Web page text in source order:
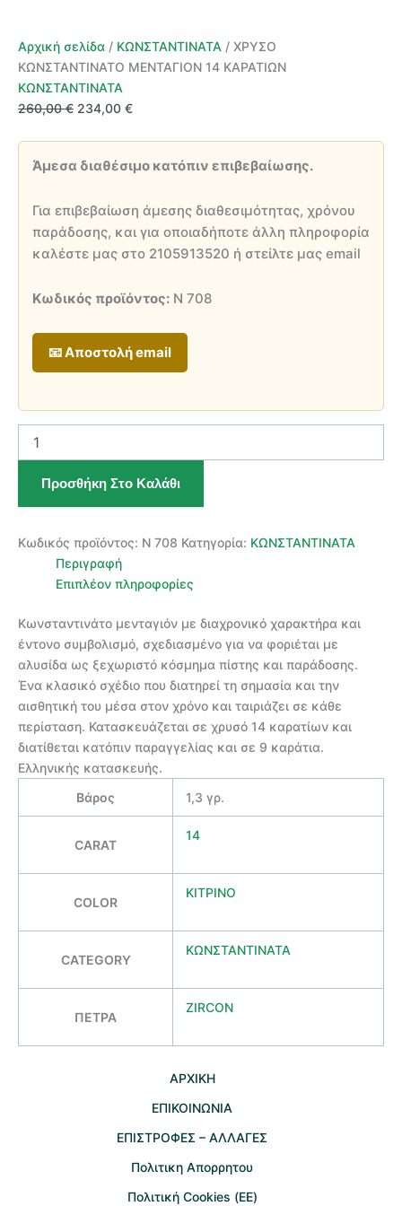
Αρχική σελίδα / ΚΩΝΣΤΑΝΤΙΝΑΤΑ / ΧΡΥΣΟ
ΚΩΝΣΤΑΝΤΙΝΑΤΟ ΜΕΝΤΑΓΙΟΝ 14 ΚΑΡΑΤΙΩΝ
ΚΩΝΣΤΑΝΤΙΝΑΤΑ
260,00€ Original
260,00 €.
234,00 €Η
είναι:
Άμεσα διαθέσιμο κατόπιν επιβεβαίωσης.
Για επιβεβαίωση άμεσης διαθεσιμότητας, χρόνου
παράδοσης, και για οποιαδήποτε άλλη πληροφορία
καλέστε μας στο 2105913520 ή στείλτε μας email
Κωδικός προϊόντος: Ν 708
📧 Αποστολή email
ΚΩΝΣΤΑΝΤΙΝΑΤΟ
ΚΑΡΑΤΙΩΝ
Προσθήκη Στο Καλάθι
Κωδικός προϊόντος: Ν 708 Κατηγορία: ΚΩΝΣΤΑΝΤΙΝΑΤΑ
Περιγραφή
Επιπλέον πληροφορίες
Κωνσταντινάτο μενταγιόν με διαχρονικό χαρακτήρα και
έντονο συμβολισμό, σχεδιασμένο για να φοριέται με
αλυσίδα ως ξεχωριστό κόσμημα πίστης και παράδοσης.
Ένα κλασικό σχέδιο που διατηρεί τη σημασία και την
αισθητική του μέσα στον χρόνο και ταιριάζει σε κάθε
περίσταση. Κατασκευάζεται σε χρυσό 14 καρατίων και
διατίθεται κατόπιν παραγγελίας και σε 9 καράτια.
Ελληνικής κατασκευής.
Βάρος
1,3 γρ.
CARAT
14
COLOR
ΚΙΤΡΙΝΟ
CATEGORY
ΚΩΝΣΤΑΝΤΙΝΑΤΑ
ΠΕΤΡΑ
ZIRCON
AΡΧΙΚΗ
ΕΠΙΚΟΙΝΩΝΙΑ
EΠΙΣΤΡΟΦΕΣ – ΑΛΛΑΓΕΣ
Πολιτικη Απορρητου
Πολιτική Cookies (ΕΕ)